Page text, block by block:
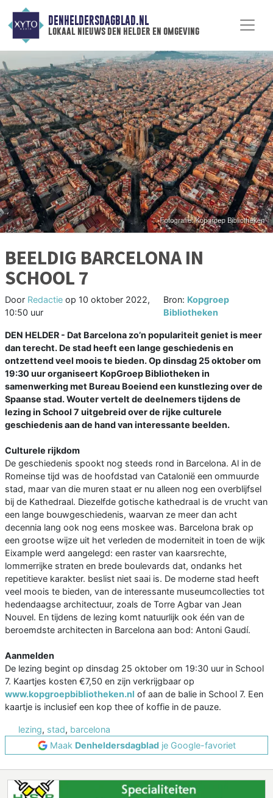
DENHELDERSDAGBLAD.NL
lokaal nieuws den helder en omgeving
BEELDIG BARCELONA IN
SCHOOL 7
Door Redactie op 10 oktober 2022,
10:50 uur
Bron: Kopgroep
Bibliotheken
DEN HELDER - Dat Barcelona zo’n populariteit geniet is meer
dan terecht. De stad heeft een lange geschiedenis en
ontzettend veel moois te bieden. Op dinsdag 25 oktober om
19:30 uur organiseert KopGroep Bibliotheken in
samenwerking met Bureau Boeiend een kunstlezing over de
Spaanse stad. Wouter vertelt de deelnemers tijdens de
lezing in School 7 uitgebreid over de rijke culturele
geschiedenis aan de hand van interessante beelden.
Culturele rijkdom
De geschiedenis spookt nog steeds rond in Barcelona. Al in de
Romeinse tijd was de hoofdstad van Catalonië een ommuurde
stad, maar van die muren staat er nu alleen nog een overblijfsel
bij de Kathedraal. Diezelfde gotische kathedraal is de vrucht van
een lange bouwgeschiedenis, waarvan ze meer dan acht
decennia lang ook nog eens moskee was. Barcelona brak op
een grootse wijze uit het verleden de moderniteit in toen de wijk
Eixample werd aangelegd: een raster van kaarsrechte,
lommerrijke straten en brede boulevards dat, ondanks het
repetitieve karakter. beslist niet saai is. De moderne stad heeft
veel moois te bieden, van de interessante museumcollecties tot
hedendaagse architectuur, zoals de Torre Agbar van Jean
Nouvel. En tijdens de lezing komt natuurlijk ook één van de
beroemdste architecten in Barcelona aan bod: Antoni Gaudí.
Aanmelden
De lezing begint op dinsdag 25 oktober om 19:30 uur in School
7. Kaartjes kosten €7,50 en zijn verkrijgbaar op
www.kopgroepbibliotheken.nl of aan de balie in School 7. Een
kaartje is inclusief een kop thee of koffie in de pauze.
lezing, stad, barcelona
Maak Denheldersdagbladje Google-favoriet